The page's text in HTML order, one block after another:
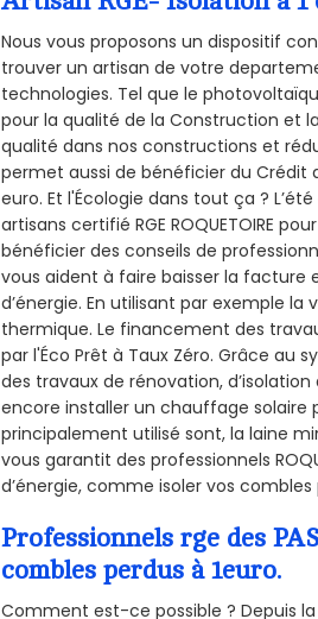
Nous vous proposons un dispositif
trouver un artisan de votre
technologies. Tel que le
pour la qualité de la Construction et la
qualité dans nos constructions et
permet aussi de bénéficier du Crédit
euro. Et l'Écologie dans tout ça ?
artisans certifié RGE ROQUETOIRE
bénéficier des conseils de
vous aident à faire baisser la facture
d’énergie. En utilisant par exemple
thermique. Le financement des
par l'Éco Prêt à Taux Zéro. Grâce au
des travaux de rénovation, d’isolation
encore installer un chauffage solaire
principalement utilisé sont, la laine
vous garantit des professionnels
d’énergie, comme isoler vos
Professionnels rge des
combles perdus à 1euro.
Comment est-ce possible ? Depuis